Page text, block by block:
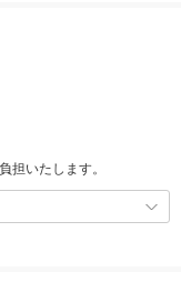
担いたします。